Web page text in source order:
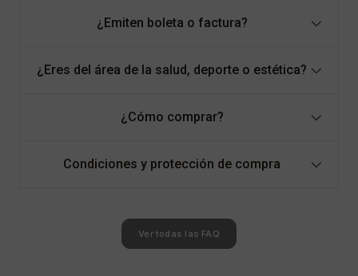
¿Emiten boleta o factura?
¿Eres del área de la salud, deporte o estética?
¿Cómo comprar?
Condiciones y protección de compra
Ver todas las FAQ